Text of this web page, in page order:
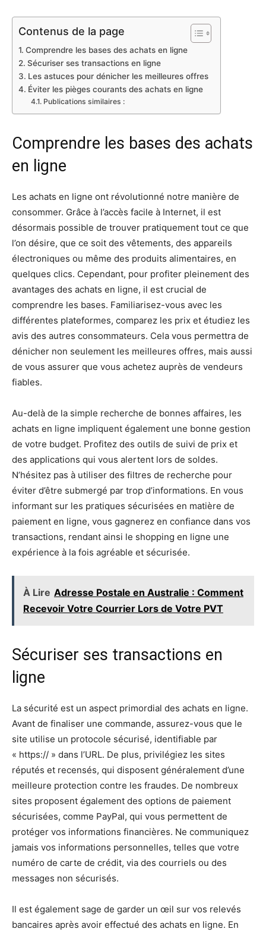
Contenus de la page
Comprendre les bases des achats en ligne
Sécuriser ses transactions en ligne
Les astuces pour dénicher les meilleures offres
Éviter les pièges courants des achats en ligne
Publications similaires :
Comprendre les bases des achats
en ligne
Les achats en ligne ont révolutionné notre manière de
consommer. Grâce à l’accès facile à Internet, il est
désormais possible de trouver pratiquement tout ce que
l’on désire, que ce soit des vêtements, des appareils
électroniques ou même des produits alimentaires, en
quelques clics. Cependant, pour profiter pleinement des
avantages des achats en ligne, il est crucial de
comprendre les bases. Familiarisez-vous avec les
différentes plateformes, comparez les prix et étudiez les
avis des autres consommateurs. Cela vous permettra de
dénicher non seulement les meilleures offres, mais aussi
de vous assurer que vous achetez auprès de vendeurs
fiables.
Au-delà de la simple recherche de bonnes affaires, les
achats en ligne impliquent également une bonne gestion
de votre budget. Profitez des outils de suivi de prix et
des applications qui vous alertent lors de soldes.
N’hésitez pas à utiliser des filtres de recherche pour
éviter d’être submergé par trop d’informations. En vous
informant sur les pratiques sécurisées en matière de
paiement en ligne, vous gagnerez en confiance dans vos
transactions, rendant ainsi le shopping en ligne une
expérience à la fois agréable et sécurisée.
À Lire Adresse Postale en Australie : Comment
Recevoir Votre Courrier Lors de Votre PVT
Sécuriser ses transactions en
ligne
La sécurité est un aspect primordial des achats en ligne.
Avant de finaliser une commande, assurez-vous que le
site utilise un protocole sécurisé, identifiable par
« https:// » dans l’URL. De plus, privilégiez les sites
réputés et recensés, qui disposent généralement d’une
meilleure protection contre les fraudes. De nombreux
sites proposent également des options de paiement
sécurisées, comme PayPal, qui vous permettent de
protéger vos informations financières. Ne communiquez
jamais vos informations personnelles, telles que votre
numéro de carte de crédit, via des courriels ou des
messages non sécurisés.
Il est également sage de garder un œil sur vos relevés
bancaires après avoir effectué des achats en ligne. En